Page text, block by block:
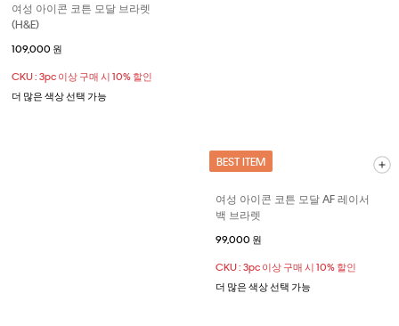
여성 아이콘 코튼 모달 브라렛
(H&E)
109,000 원
CKU : 3pc 이상 구매 시 10% 할인
더 많은 색상 선택 가능
BEST ITEM
여성 아이콘 코튼 모달 AF 레이서
백 브라렛
99,000 원
CKU : 3pc 이상 구매 시 10% 할인
더 많은 색상 선택 가능